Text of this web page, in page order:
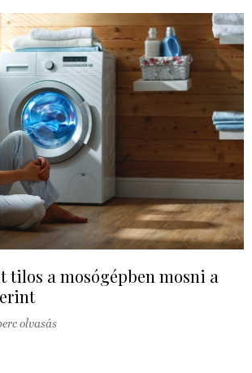
tilos a mosógépben mosni a
olvasás